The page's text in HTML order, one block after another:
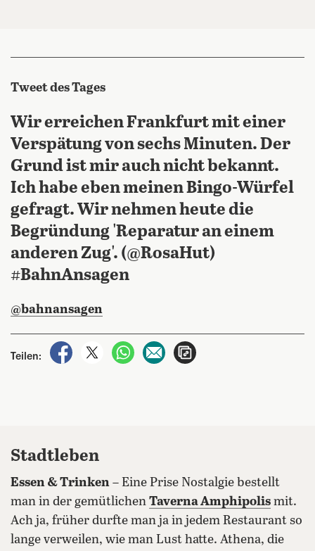
Tweet des Tages
Wir erreichen Frankfurt mit einer
Verspätung von sechs Minuten. Der
Grund ist mir auch nicht bekannt.
Ich habe eben meinen Bingo-Würfel
gefragt. Wir nehmen heute die
Begründung 'Reparatur an einem
anderen Zug'. (@RosaHut)
#BahnAnsagen
@bahnansagen
Teilen:
auf Facebook teilen
auf X teilenper WhatsApp teilen
per E-Mail teilen
Stadtleben
Essen & Trinken – Eine Prise Nostalgie bestellt
man in der gemütlichen Taverna Amphipolis mit.
Ach ja, früher durfte man ja in jedem Restaurant so
lange verweilen, wie man Lust hatte. Athena, die